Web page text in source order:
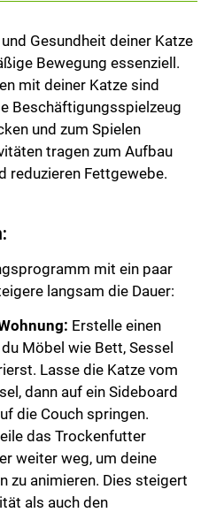
Gesundheit deiner Katze
Bewegung essenziell.
mit deiner Katze sind
Beschäftigungsspielzeug
und zum Spielen
tragen zum Aufbau
reduzieren Fettgewebe.
mit ein paar
langsam die Dauer:
Erstelle einen
Möbel wie Bett, Sessel
Lasse die Katze vom
dann auf ein Sideboard
die Couch springen.
das Trockenfutter
weiter weg, um deine
zu animieren. Dies steigert
als auch den